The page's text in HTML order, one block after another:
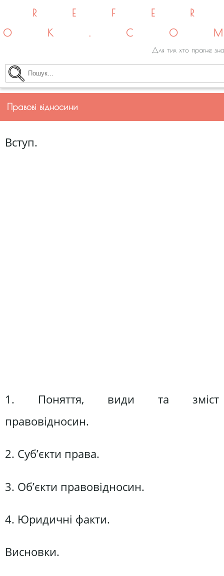
Для тих хто прагне
Правові відносини
Вступ.
1. Поняття, види та зміст
правовідносин.
2. Суб’єкти права.
3. Об’єкти правовідносин.
4. Юридичні факти.
Висновки.